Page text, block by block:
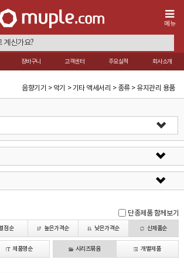
메뉴
장바구니 고객센터 주요실적 회사소개
음향기기 > 악기 > 기타 액세서리 > 종류 > 유지관리 용품
단종제품 함께보기
점순 높은가격순 낮은가격순 신제품순
제품명순 시리즈묶음 개별제품